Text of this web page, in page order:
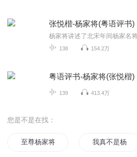
张悦楷-杨家将(粤语评书)
138 154.2万
粤语评书-杨家将(张悦楷)
139 413.4万
您是不是在找：
至尊杨家将 我真不是杨戬啊